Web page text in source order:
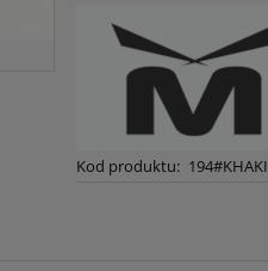
Kod produktu: 194#KHAKI